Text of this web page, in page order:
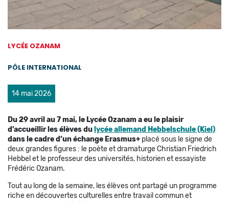
LYCÉE OZANAM
PÔLE INTERNATIONAL
14 mai 2026
Du 29 avril au 7 mai, le Lycée Ozanam a eu le plaisir
d’accueillir les élèves du lycée allemand Hebbelschule (Kiel)
dans le cadre d’un échange Erasmus+ placé sous le signe de
deux grandes figures : le poète et dramaturge Christian Friedrich
Hebbel et le professeur des universités, historien et essayiste
Frédéric Ozanam.
Tout au long de la semaine, les élèves ont partagé un programme
riche en découvertes culturelles entre travail commun et